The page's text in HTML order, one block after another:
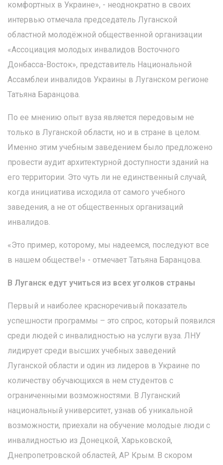
комфортных в Украине», - неоднократно в своих
интервью отмечала председатель Луганской
областной молодёжной общественной организации
«Ассоциация молодых инвалидов Восточного
Донбасса-Восток», представитель Национальной
Ассамблеи инвалидов Украины в Луганском регионе
Татьяна Баранцова.
По ее мнению опыт вуза является передовым не
только в Луганской области, но и в стране в целом.
Именно этим учебным заведением было предложено
провести аудит архитектурной доступности зданий на
его территории. Это чуть ли не единственный случай,
когда инициатива исходила от самого учебного
заведения, а не от общественных организаций
инвалидов.
«Это пример, которому, мы надеемся, последуют все
в нашем обществе!» - отмечает Татьяна Баранцова.
В Луганск едут учиться из всех уголков страны
Первый и наиболее красноречивый показатель
успешности программы – это спрос, который появился
среди людей с инвалидностью на услуги вуза. ЛНУ
лидирует среди высших учебных заведений
Луганской области и один из лидеров в Украине по
количеству обучающихся в нем студентов с
ограниченными возможностями. В Луганский
национальный университет, узнав об уникальной
возможности, приехали на обучение молодые люди с
инвалидностью из Донецкой, Харьковской,
Днепропетровской областей, АР Крым. В скором